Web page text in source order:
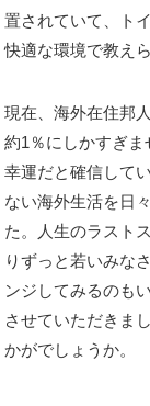
置されていて、ト
快適な環境で教え
現在、海外在住邦
約1％にしかすぎ
幸運だと確信して
ない海外生活を日
た。人生のラスト
りずっと若いみな
ンジしてみるのも
させていただきま
かがでしょうか。